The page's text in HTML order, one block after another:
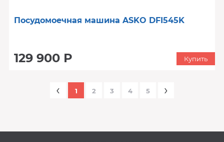
Посудомоечная машина ASKO DFI545K
129 900 Р Купить
‹ 1 2 3 4 5 ›